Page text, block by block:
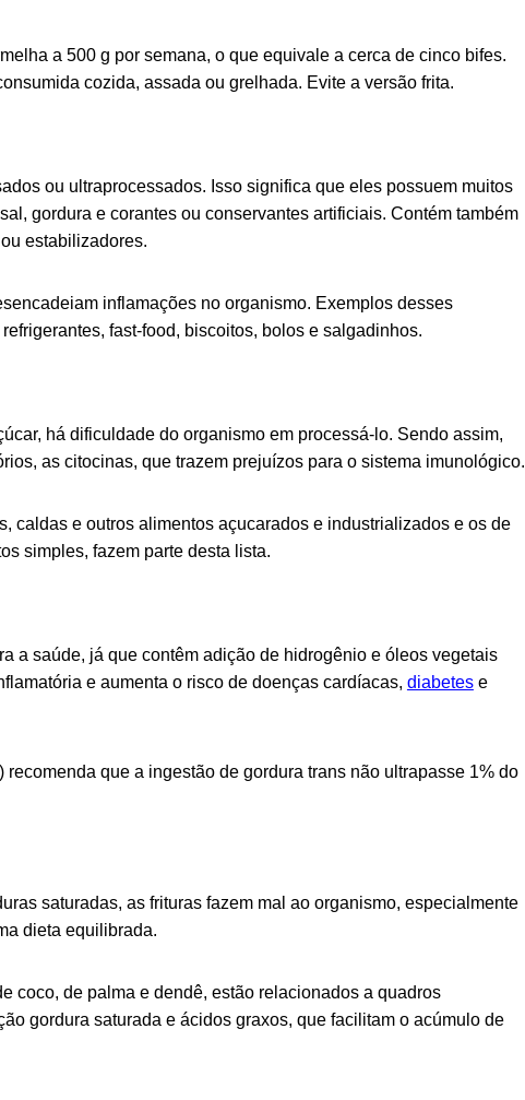
a 500 g por semana, o que equivale a cerca de cinco bifes.
cozida, assada ou grelhada. Evite a versão frita.
ou ultraprocessados. Isso significa que eles possuem muitos
gordura e corantes ou conservantes artificiais. Contém também
estabilizadores.
inflamações no organismo. Exemplos desses
fast-food, biscoitos, bolos e salgadinhos.
há dificuldade do organismo em processá-lo. Sendo assim,
as citocinas, que trazem prejuízos para o sistema imunológico.
caldas e outros alimentos açucarados e industrializados e os de
simples, fazem parte desta lista.
a saúde, já que contêm adição de hidrogênio e óleos vegetais
e aumenta o risco de doenças cardíacas, diabetese
que a ingestão de gordura trans não ultrapasse 1% do
saturadas, as frituras fazem mal ao organismo, especialmente
dieta equilibrada.
coco, de palma e dendê, estão relacionados a quadros
gordura saturada e ácidos graxos, que facilitam o acúmulo de